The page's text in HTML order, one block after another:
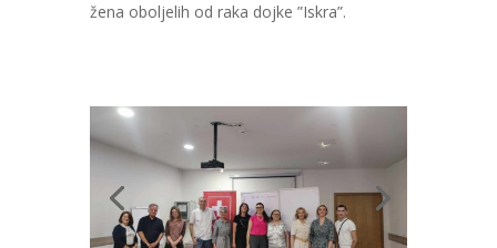
žena oboljelih od raka dojke ”Iskra”.